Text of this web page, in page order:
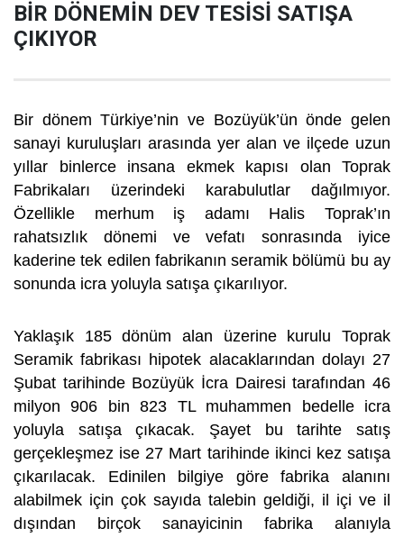
BİR DÖNEMİN DEV TESİSİ SATIŞA
ÇIKIYOR
Bir dönem Türkiye’nin ve Bozüyük’ün önde gelen
sanayi kuruluşları arasında yer alan ve ilçede uzun
yıllar binlerce insana ekmek kapısı olan Toprak
Fabrikaları üzerindeki karabulutlar dağılmıyor.
Özellikle merhum iş adamı Halis Toprak’ın
rahatsızlık dönemi ve vefatı sonrasında iyice
kaderine tek edilen fabrikanın seramik bölümü bu ay
sonunda icra yoluyla satışa çıkarılıyor.
Yaklaşık 185 dönüm alan üzerine kurulu Toprak
Seramik fabrikası hipotek alacaklarından dolayı 27
Şubat tarihinde Bozüyük İcra Dairesi tarafından 46
milyon 906 bin 823 TL muhammen bedelle icra
yoluyla satışa çıkacak. Şayet bu tarihte satış
gerçekleşmez ise 27 Mart tarihinde ikinci kez satışa
çıkarılacak. Edinilen bilgiye göre fabrika alanını
alabilmek için çok sayıda talebin geldiği, il içi ve il
dışından birçok sanayicinin fabrika alanıyla